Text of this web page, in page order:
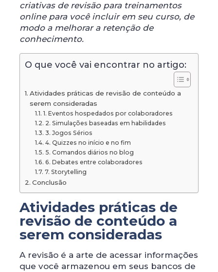
criativas de revisão para treinamentos
online para você incluir em seu curso, de
modo a melhorar a retenção de
conhecimento.
O que você vai encontrar no artigo:
Atividades práticas de revisão de conteúdo a
serem consideradas
1. Eventos hospedados por colaboradores
2. Simulações baseadas em habilidades
3. Jogos Sérios
4. Quizzes no início e no fim
5. Comandos diários no blog
6. Debates entre colaboradores
7. Storytelling
Conclusão
Atividades práticas de
revisão de conteúdo a
serem consideradas
A revisão é a arte de acessar informações
que você armazenou em seus bancos de